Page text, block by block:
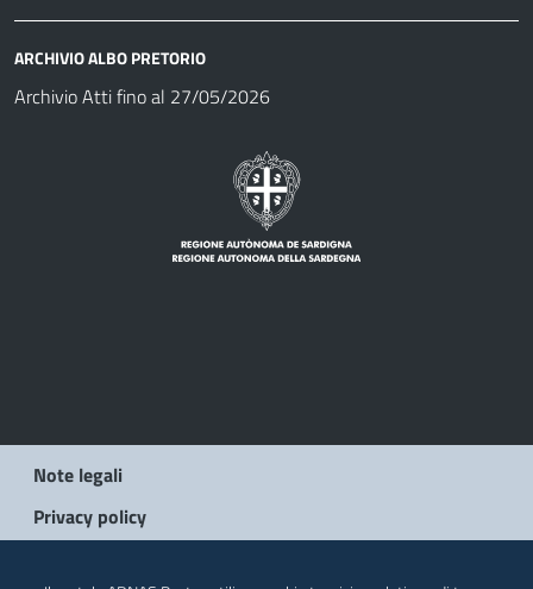
ARCHIVIO ALBO PRETORIO
Archivio Atti fino al 27/05/2026
Note legali
Privacy policy